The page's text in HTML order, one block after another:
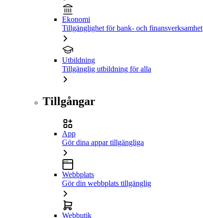
Ekonomi
Tillgänglighet för bank- och finansverksamhet
Utbildning
Tillgänglig utbildning för alla
Tillgångar
App
Gör dina appar tillgängliga
Webbplats
Gör din webbplats tillgänglig
Webbutik